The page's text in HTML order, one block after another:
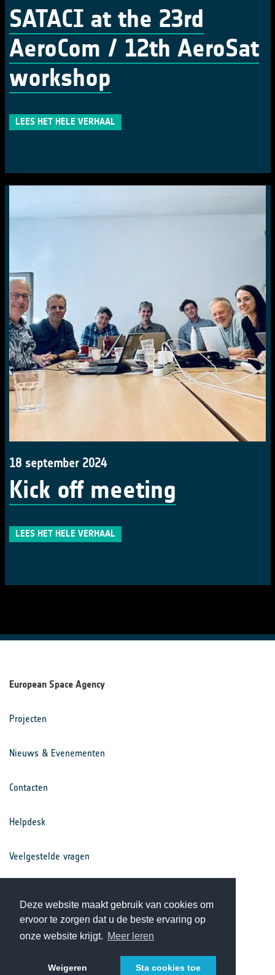
Deze website maakt gebruik van cookies om
ervoor te zorgen dat u de beste ervaring op
onze website krijgt. Meer leren
Weigeren Sta cookies toe
SATACI at the 23rd
AeroCom / 12th AeroSat
workshop
LEES HET HELE VERHAAL
18 september 2024
Kick off meeting
LEES HET HELE VERHAAL
European Space Agency
Projecten
Nieuws & Evenementen
Contacten
Helpdesk
Veelgestelde vragen
Privacy Statement